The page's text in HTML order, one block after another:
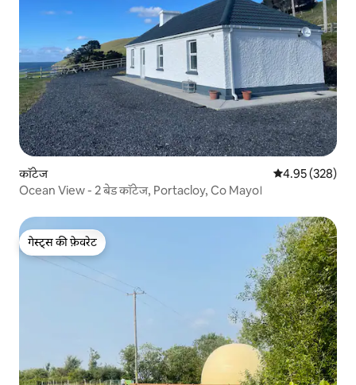
कॉटेज औसत रेटिंग 5 में से
4.95 (328)
Ocean View - 2 बेड कॉटेज, Portacloy, Co Mayo।
गेस्ट्स की फ़ेवरेट
गेस्ट्स की फ़ेवरेट